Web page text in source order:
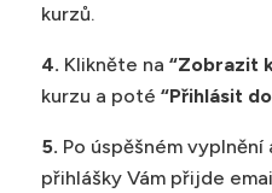
kurzů.
4. Klikněte na“Zobrazit
kurzu a poté“Přihlásit
5. Po úspěšném
přihlášky Vám přijde